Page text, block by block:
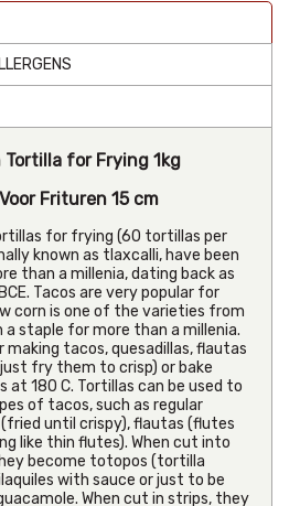
Tortilla for Frying 1kg
Frituren 15 cm
for frying (60 tortillas per
known as tlaxcalli, have been
than a millenia, dating back as
Tacos are very popular for
corn is one of the varieties from
a staple for more than a millenia.
tacos, quesadillas, flautas
fry them to crisp) or bake
180 C. Tortillas can be used to
of tacos, such as regular
until crispy), flautas (flutes
like thin flutes). When cut into
become totopos (tortilla
with sauce or just to be
When cut in strips, they